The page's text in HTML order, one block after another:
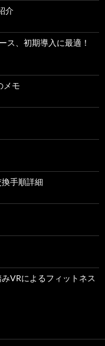
介
ス、初期導入に最適！
メモ
手順詳細
VRによるフィットネス